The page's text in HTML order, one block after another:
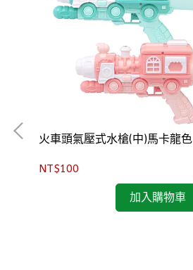
火車頭氣壓式水槍(中)馬卡龍色
NT$100
加入購物車